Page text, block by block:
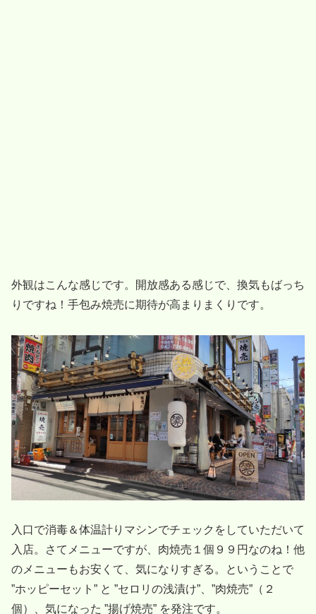
外観はこんな感じです。開放感ある感じで、換気もばっち
りですね！手包み焼売に期待が高まりまくりです。
入口で消毒＆体温計りマシンでチェックをしていただいて
入店。さてメニューですが、肉焼売１個９９円なのね！他
のメニューもお安くて、気になりすぎる。ということで
”ホッピーセット” と ”セロリの浅漬け”、”肉焼売”（２
個）、気になった ”揚げ焼売” を発注です。